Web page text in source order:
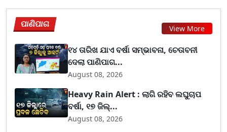
ପାଣିପାଗ View More
୧୪ ତାରିଖ ଯାଏ ବର୍ଷା ସମ୍ଭାବନା, ଚେତାବନୀ
ଦେଲା ପାଣିପାଗ...
August 08, 2026
Heavy Rain Alert : ଲାଗି ରହିବ ଲଘୁଚାପ
ବର୍ଷା, ୧୭ ଜିଲ୍...
August 08, 2026